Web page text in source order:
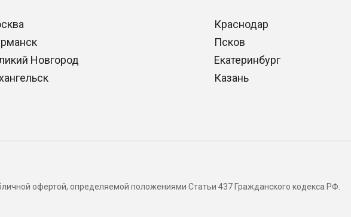
Новгород
Краснодар
Псков
Екатеринбург
Казань
офертой, определяемой положениями Статьи 437 Гражданского кодекса РФ.